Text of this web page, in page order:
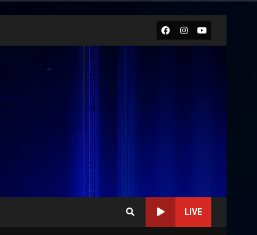
Facebook
Instagram
Youtube
LIVE